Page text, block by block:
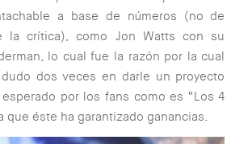
a base de números (no de
la crítica), como Jon Watts con su
lo cual fue la razón por la cual
dos veces en darle un proyecto
por los fans como es “Los 4
que éste ha garantizado ganancias.